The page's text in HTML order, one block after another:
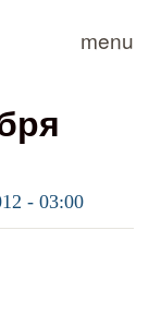
menu
- 03:00